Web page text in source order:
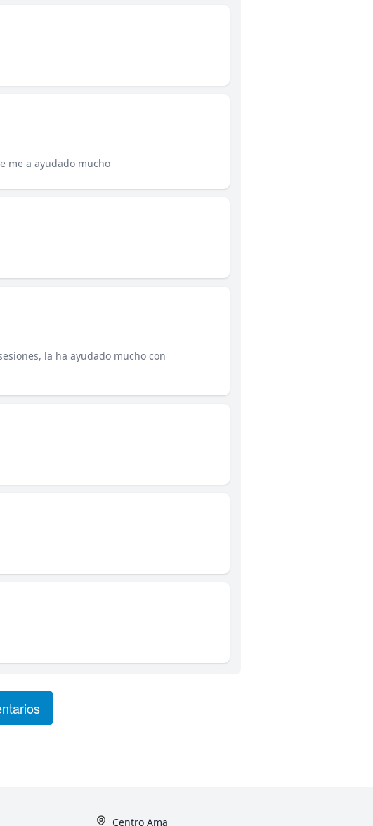
me a ayudado mucho
la ha ayudado mucho con
Centro Ama